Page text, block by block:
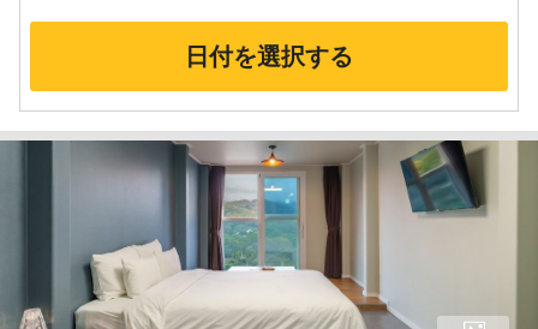
日付を選択する